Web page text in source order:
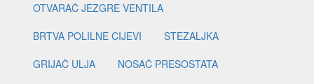
OTVARAČ JEZGRE VENTILA
BRTVA POLILNE CIJEVI
STEZALJKA
GRIJAČ ULJA
NOSAČ PRESOSTATA